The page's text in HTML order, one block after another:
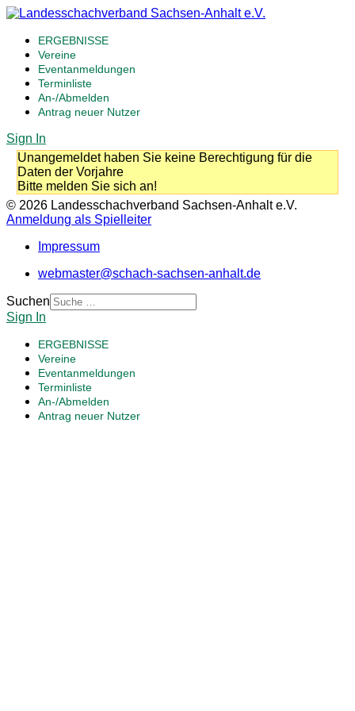
ERGEBNISSE
Vereine
Eventanmeldungen
Terminliste
An-/Abmelden
Antrag neuer Nutzer
Sign In
Unangemeldet haben Sie keine Berechtigung für die
Daten der Vorjahre
Bitte melden Sie sich an!
© 2026 Landesschachverband Sachsen-Anhalt e.V.
Anmeldung als Spielleiter
Impressum
webmaster@schach-sachsen-anhalt.de
Suchen
Sign In
ERGEBNISSE
Vereine
Eventanmeldungen
Terminliste
An-/Abmelden
Antrag neuer Nutzer